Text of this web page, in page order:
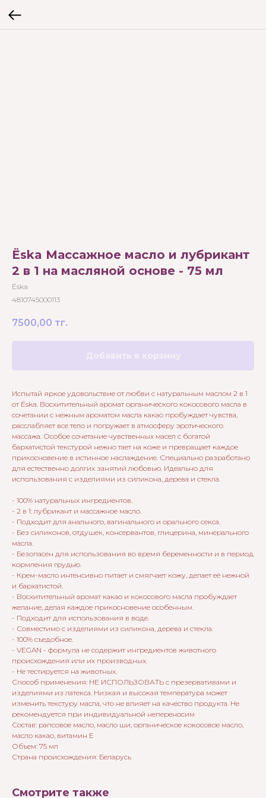
Ёska Массажное масло и лубрикант
2 в 1 на масляной основе - 75 мл
Ёska
4810745000113
7500,00 тг.
Испытай яркое удовольствие от любви с натуральным маслом 2 в 1
от Ёska. Восхитительный аромат органического кокосового масла в
сочетании с нежным ароматом масла какао пробуждает чувства,
расслабляет все тело и погружает в атмосферу эротического
массажа. Особое сочетание чувственных масел с богатой
бархатистой текстурой нежно тает на коже и превращает каждое
прикосновение в истинное наслаждение. Специально разработано
для естественно долгих занятий любовью. Идеально для
использования с изделиями из силикона, дерева и стекла.
- 100% натуральных ингредиентов.
- 2 в 1: лубрикант и массажное масло.
- Подходит для анального, вагинального и орального секса.
- Без силиконов, отдушек, консервантов, глицерина, минерального
масла.
- Безопасен для использования во время беременности и в период
кормления грудью.
- Крем-масло интенсивно питает и смягчает кожу, делает её нежной
и бархатистой.
- Восхитительный аромат какао и кокосового масла пробуждает
желание, делая каждое прикосновение особенным.
- Подходит для использования в воде.
- Совместимо с изделиями из силикона, дерева и стекла.
- 100% съедобное.
- VEGAN - формула не содержит ингредиентов животного
происхождения или их производных.
- Не тестируется на животных.
Способ применения: НЕ ИСПОЛЬЗОВАТЬ с презервативами и
изделиями из латекса. Низкая и высокая температура может
изменить текстуру масла, что не влияет на качество продукта. Не
рекомендуется при индивидуальной непереносим
Состав: рапсовое масло, масло ши, органическое кокосовое масло,
масло какао, витамин Е
Объем: 75 мл
Страна происхождения: Беларусь
Смотрите также